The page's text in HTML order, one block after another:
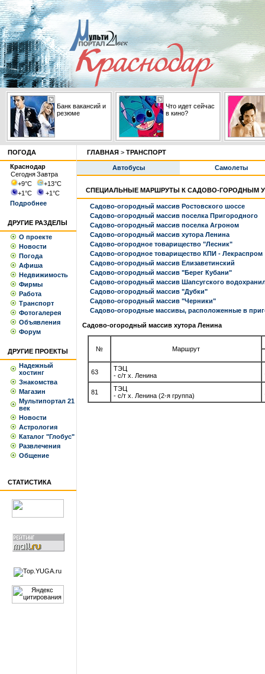
Банк вакансий и
резюме
Что идет сейчас
в кино?
ПОГОДА
Краснодар
СегодняЗавтра
+9°С +13°С
+1°С +1°С
Подробнее
ДРУГИЕ РАЗДЕЛЫ
О проекте
Новости
Погода
Афиша
Недвижимость
Фирмы
Работа
Транспорт
Фотогалерея
Объявления
Форум
ДРУГИЕ ПРОЕКТЫ
Надежный
хостинг
Знакомства
Магазин
Мультипортал 21
век
Новости
Астрология
Каталог "Глобус"
Развлечения
Общение
СТАТИСТИКА
ГЛАВНАЯ > ТРАНСПОРТ
Автобусы Самолеты
СПЕЦИАЛЬНЫЕ МАРШРУТЫ К САДОВО-ГОРОДНЫМ
Садово-огородный массив Ростовского шоссе
Садово-огородный массив поселка Пригородного
Садово-огородный массив поселка Агроном
Садово-огородный массив хутора Ленина
Садово-огородное товарищество "Лесник"
Садово-огородное товарищество КПИ - Лекраспром
Садово-огородный массив Елизаветинский
Садово-огородный массив "Берег Кубани"
Садово-огородный массив Шапсугского
Садово-огородный массив "Дубки"
Садово-огородный массив "Черники"
Садово-огородные массивы, расположенные в
Садово-огородный массив хутора Ленина
№ Маршрут
63
ТЭЦ
- с/т х. Ленина
81
ТЭЦ
- с/т х. Ленина (2-я группа)